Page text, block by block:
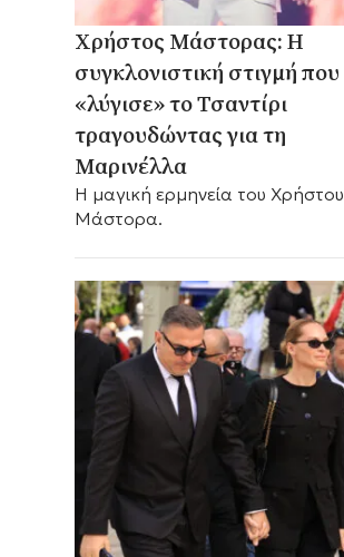
Χρήστος Μάστορας: Η
συγκλονιστική στιγμή που
«λύγισε» το Τσαντίρι
τραγουδώντας για τη
Μαρινέλλα
Η μαγική ερμηνεία του Χρήστου
Μάστορα.